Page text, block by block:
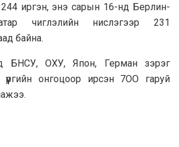
244 иргэн, энэ сарын 16-нд Берлин-
чиглэлийн нислэгээр 231
байна.
БНСУ, OXУ, Япон, Герман зэрэг
онгоцоор ирсэн 7OO гаруй